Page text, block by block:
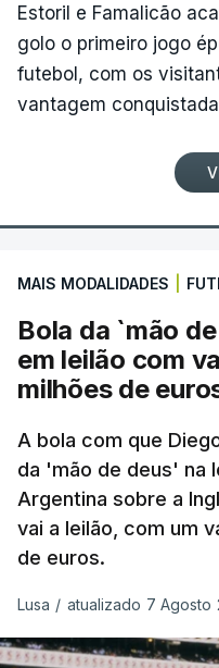
Estoril e Famalicão
golo o primeiro jogo
futebol, com os
vantagem
MAIS MODALIDADES
Bola da `mão
em leilão com
milhões de
A bola com que
da 'mão de deus' na
Argentina sobre a
vai a leilão, com um
de euros.
Lusa / atualizado 7 Agosto